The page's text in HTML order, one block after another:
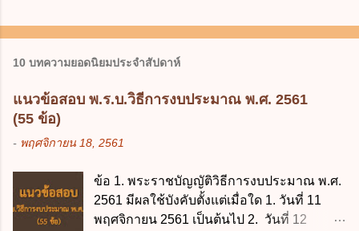
10 บทความยอดนิยมประจำสัปดาห์
แนวข้อสอบ พ.ร.บ.วิธีการงบประมาณ พ.ศ. 2561
(55 ข้อ)
- พฤศจิกายน 18, 2561
ข้อ 1. พระราชบัญญัติวิธีการงบประมาณ พ.ศ.
2561 มีผลใช้บังคับตั้งแต่เมื่อใด 1. วันที่ 11
พฤศจิกายน 2561 เป็นต้นไป 2. วันที่ 12